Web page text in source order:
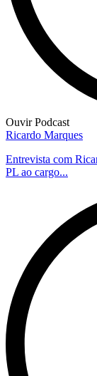
Ouvir Podcast
Ricardo Marques
Entrevista com
PL ao cargo...